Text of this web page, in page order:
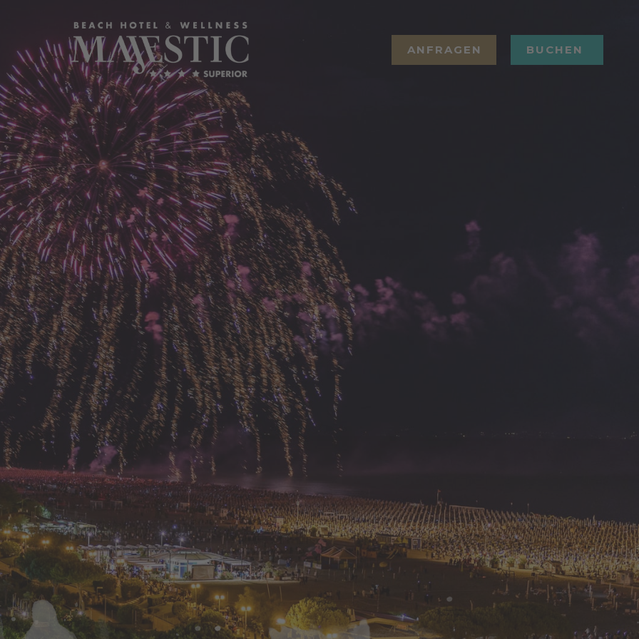
ANFRAGEN BUCHEN